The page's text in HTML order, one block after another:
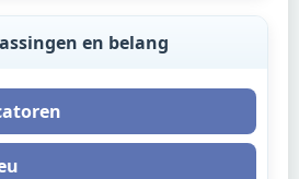
en belang